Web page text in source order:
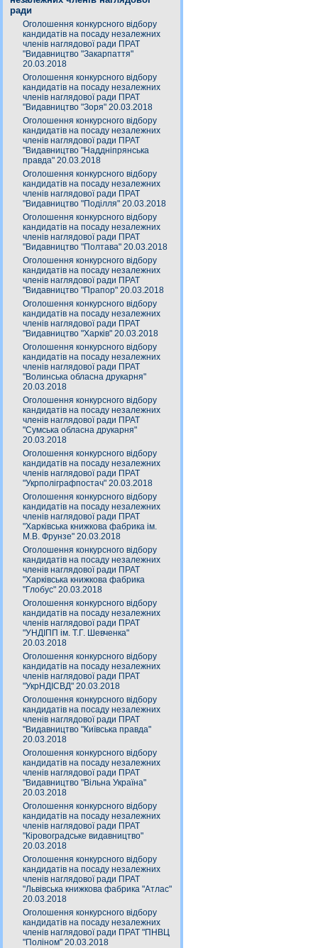
ради
Оголошення конкурсного відбору
кандидатів на посаду незалежних
членів наглядової ради ПРАТ
"Видавництво "Закарпаття"
20.03.2018
Оголошення конкурсного відбору
кандидатів на посаду незалежних
членів наглядової ради ПРАТ
"Видавництво "Зоря" 20.03.2018
Оголошення конкурсного відбору
кандидатів на посаду незалежних
членів наглядової ради ПРАТ
"Видавництво "Наддніпрянська
правда" 20.03.2018
Оголошення конкурсного відбору
кандидатів на посаду незалежних
членів наглядової ради ПРАТ
"Видавництво "Поділля" 20.03.2018
Оголошення конкурсного відбору
кандидатів на посаду незалежних
членів наглядової ради ПРАТ
"Видавництво "Полтава" 20.03.2018
Оголошення конкурсного відбору
кандидатів на посаду незалежних
членів наглядової ради ПРАТ
"Видавництво "Прапор" 20.03.2018
Оголошення конкурсного відбору
кандидатів на посаду незалежних
членів наглядової ради ПРАТ
"Видавництво "Харків" 20.03.2018
Оголошення конкурсного відбору
кандидатів на посаду незалежних
членів наглядової ради ПРАТ
"Волинська обласна друкарня"
20.03.2018
Оголошення конкурсного відбору
кандидатів на посаду незалежних
членів наглядової ради ПРАТ
"Сумська обласна друкарня"
20.03.2018
Оголошення конкурсного відбору
кандидатів на посаду незалежних
членів наглядової ради ПРАТ
"Укрполіграфпостач" 20.03.2018
Оголошення конкурсного відбору
кандидатів на посаду незалежних
членів наглядової ради ПРАТ
"Харківська книжкова фабрика ім.
М.В. Фрунзе" 20.03.2018
Оголошення конкурсного відбору
кандидатів на посаду незалежних
членів наглядової ради ПРАТ
"Харківська книжкова фабрика
"Глобус" 20.03.2018
Оголошення конкурсного відбору
кандидатів на посаду незалежних
членів наглядової ради ПРАТ
"УНДІПП ім. Т.Г. Шевченка"
20.03.2018
Оголошення конкурсного відбору
кандидатів на посаду незалежних
членів наглядової ради ПРАТ
"УкрНДІСВД" 20.03.2018
Оголошення конкурсного відбору
кандидатів на посаду незалежних
членів наглядової ради ПРАТ
"Видавництво "Київська правда"
20.03.2018
Оголошення конкурсного відбору
кандидатів на посаду незалежних
членів наглядової ради ПРАТ
"Видавництво "Вільна Україна"
20.03.2018
Оголошення конкурсного відбору
кандидатів на посаду незалежних
членів наглядової ради ПРАТ
"Кіровоградське видавництво"
20.03.2018
Оголошення конкурсного відбору
кандидатів на посаду незалежних
членів наглядової ради ПРАТ
"Львівська книжкова фабрика "Атлас"
20.03.2018
Оголошення конкурсного відбору
кандидатів на посаду незалежних
членів наглядової ради ПРАТ "ПНВЦ
"Поліном" 20.03.2018